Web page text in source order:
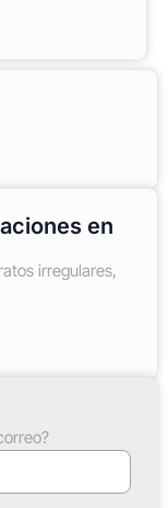
en
irregulares,